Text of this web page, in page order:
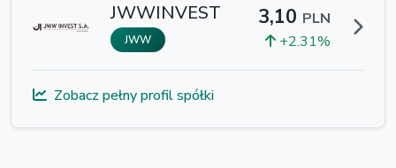
JWWINVEST
JWW
3,10 PLN
+2.31%
Zobacz pełny profil spółki